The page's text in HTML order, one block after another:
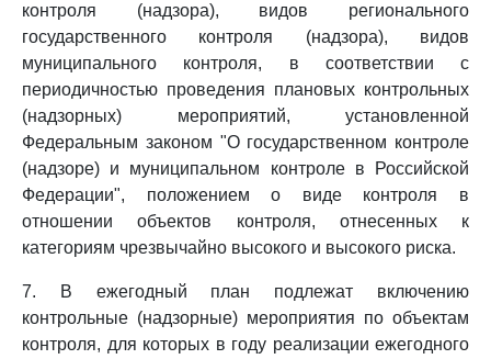
контроля (надзора), видов регионального
государственного контроля (надзора), видов
муниципального контроля, в соответствии с
периодичностью проведения плановых контрольных
(надзорных) мероприятий, установленной
Федеральным законом "О государственном контроле
(надзоре) и муниципальном контроле в Российской
Федерации", положением о виде контроля в
отношении объектов контроля, отнесенных к
категориям чрезвычайно высокого и высокого риска.
7. В ежегодный план подлежат включению
контрольные (надзорные) мероприятия по объектам
контроля, для которых в году реализации ежегодного